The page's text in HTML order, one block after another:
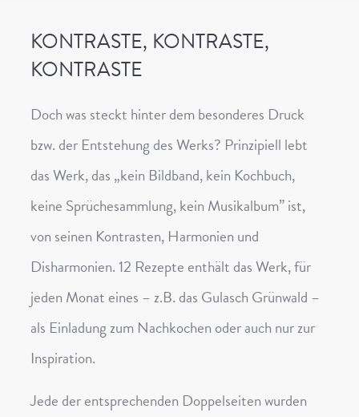
KONTRASTE, KONTRASTE,
KONTRASTE
Doch was steckt hinter dem besonderes Druck
bzw. der Entstehung des Werks? Prinzipiell lebt
das Werk, das „kein Bildband, kein Kochbuch,
keine Sprüchesammlung, kein Musikalbum” ist,
von seinen Kontrasten, Harmonien und
Disharmonien. 12 Rezepte enthält das Werk, für
jeden Monat eines – z.B. das Gulasch Grünwald –
als Einladung zum Nachkochen oder auch nur zur
Inspiration.
Jede der entsprechenden Doppelseiten wurden